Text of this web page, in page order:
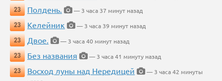
23
Полдень.
— 3 часа 37 минут назад
23
Келейник
— 3 часа 39 минут назад
23
Двое.
— 3 часа 40 минут назад
23
Без названия
— 3 часа 41 минуту назад
23
Восход луны над Нередицей
— 3 часа 42 минуты